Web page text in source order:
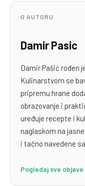
O AUTORU
Damir Pasic
Damir Pašić rođen
Kulinarstvom se
pripremu hrane
obrazovanje i
uređuje recepte i
naglaskom na
i tačno navedene
Pogledaj sve